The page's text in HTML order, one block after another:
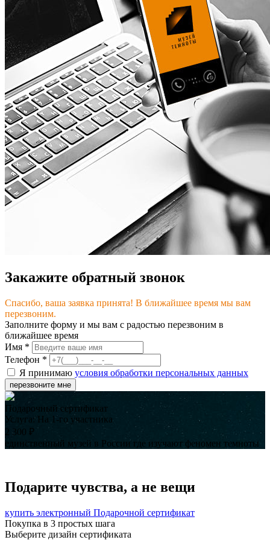
Закажите обратный звонок
Спасибо, ваша заявка принята! В ближайшее время мы вам
перезвоним.
Заполните форму и мы вам с радостью перезвоним в
ближайшее время
Имя *
Телефон *
Я принимаю условия обработки персональных данных
перезвоните мне
Подарочный сертификат
Услуга: На 1-го участника
2 300 ₽
единственный музей в России где изучают феномен темноты
Подарите чувства, а не вещи
купить электронный Подарочной сертификат
Покупка в 3 простых шага
Выберите дизайн сертификата